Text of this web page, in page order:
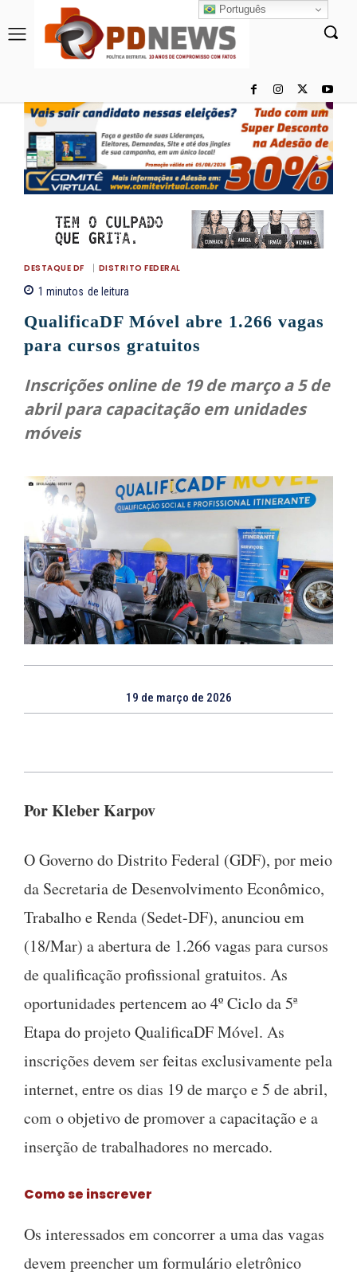
DESTAQUE DF DISTRITO FEDERAL
1 minutos de leitura
QualificaDF Móvel abre 1.266 vagas
para cursos gratuitos
Inscrições online de 19 de março a 5 de
abril para capacitação em unidades
móveis
19 de março de 2026
Por Kleber Karpov
O Governo do Distrito Federal (GDF), por meio
da Secretaria de Desenvolvimento Econômico,
Trabalho e Renda (Sedet-DF), anunciou em
(18/Mar) a abertura de 1.266 vagas para cursos
de qualificação profissional gratuitos. As
oportunidades pertencem ao 4º Ciclo da 5ª
Etapa do projeto QualificaDF Móvel. As
inscrições devem ser feitas exclusivamente pela
internet, entre os dias 19 de março e 5 de abril,
com o objetivo de promover a capacitação e a
inserção de trabalhadores no mercado.
Como se inscrever
Os interessados em concorrer a uma das vagas
devem preencher um formulário eletrônico
Português